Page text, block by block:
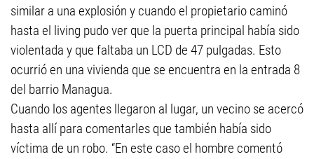
similar a una explosión y cuando el propietario caminó
hasta el living pudo ver que la puerta principal había sido
violentada y que faltaba un LCD de 47 pulgadas. Esto
ocurrió en una vivienda que se encuentra en la entrada 8
del barrio Managua.
Cuando los agentes llegaron al lugar, un vecino se acercó
hasta allí para comentarles que también había sido
víctima de un robo. “En este caso el hombre comentó